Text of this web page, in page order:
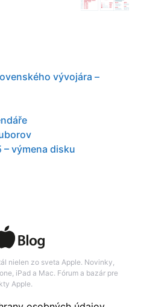
vývojára –
– výmena disku
nielen zo sveta Apple. Novinky,
iPad a Mac. Fórum a bazár pre
Apple.